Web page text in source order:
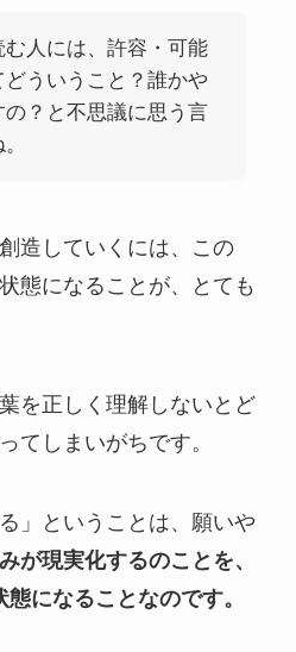
む人には、許容・可能
どういうこと？誰かや
の？と不思議に思う言
造していくには、この
態になることが、とても
を正しく理解しないとど
てしまいがちです。
」ということは、願いや
が現実化するのことを、
になることなのです。